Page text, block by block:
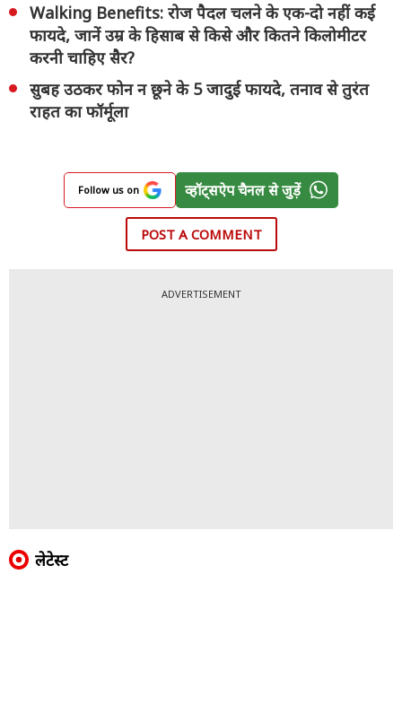
Walking Benefits: रोज पैदल चलने के एक-दो नहीं कई
फायदे, जानें उम्र के हिसाब से किसे और कितने किलोमीटर
करनी चाहिए सैर?
सुबह उठकर फोन न छूने के 5 जादुई फायदे, तनाव से तुरंत
राहत का फॉर्मूला
Follow us on व्हॉट्सऐप चैनल से जुड़ें
POST A COMMENT
ADVERTISEMENT
लेटेस्ट